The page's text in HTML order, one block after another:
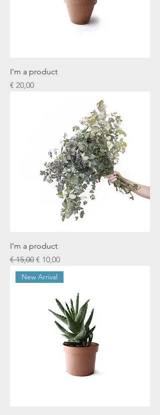
I'm a product
Prijs
€ 20,00
I'm a product
Normale prijs
€ 15,00 Verkoopprijs
€ 10,00
New Arrival